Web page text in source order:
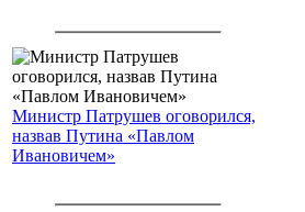
Министр Патрушев оговорился,
назвав Путина «Павлом
Ивановичем»